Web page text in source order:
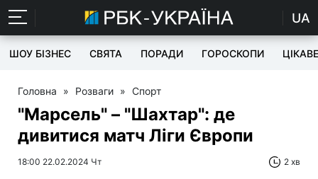
UA
ШОУ БІЗНЕС СВЯТА ПОРАДИ ГОРОСКОПИ ЦІКАВЕ
Головна » Розваги » Спорт
"Марсель" – "Шахтар": де
дивитися матч Ліги Європи
18:00 22.02.2024 Чт 2 хв